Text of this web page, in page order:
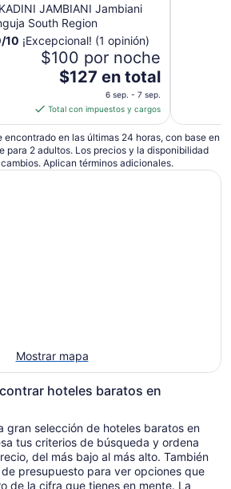
JAMBIANI Jambiani
South Region
/10 ¡Excepcional! (1 opinión)
$100 por noche
El
es
de
$127
en
total
$127 en total
6 sep. - 7 sep.
Total con impuestos y cargos
encontrado en las últimas 24 horas, con base en
para 2 adultos. Los precios y la disponibilidad
Aplican términos adicionales.
Mostrar mapa
hoteles baratos en
gran selección de hoteles baratos en
tus criterios de búsqueda y ordena
del más bajo al más alto. También
presupuesto para ver opciones que
de la cifra que tienes en mente. La